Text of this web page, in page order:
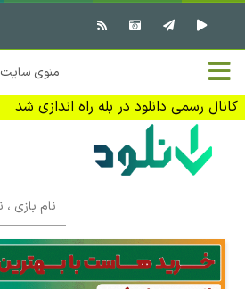
خانه
تماس با ما
تبلیغات
منوی سایت
کانال رسمی دانلود در بله راه اندازی شد
✖ بستن منو
نرم افزار کامپیوتر
بازی کامپیوتر
کتاب
بازی
،
نرم
افزار
،
موسیقی